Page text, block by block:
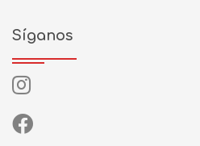
Síganos